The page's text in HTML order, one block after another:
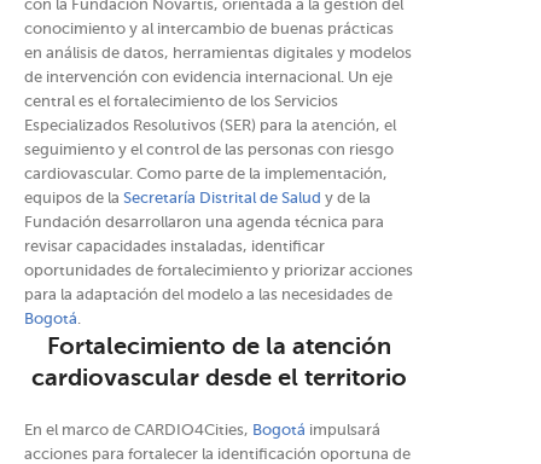
con la Fundación Novartis, orientada a la gestión del
conocimiento y al intercambio de buenas prácticas
en análisis de datos, herramientas digitales y modelos
de intervención con evidencia internacional. Un eje
central es el fortalecimiento de los Servicios
Especializados Resolutivos (SER) para la atención, el
seguimiento y el control de las personas con riesgo
cardiovascular. Como parte de la implementación,
equipos de la Secretaría Distrital de Salud y de la
Fundación desarrollaron una agenda técnica para
revisar capacidades instaladas, identificar
oportunidades de fortalecimiento y priorizar acciones
para la adaptación del modelo a las necesidades de
Bogotá
Fortalecimiento de la atención
cardiovascular desde el territorio
En el marco de CARDIO4Cities, Bogotá impulsará
acciones para fortalecer la identificación oportuna de